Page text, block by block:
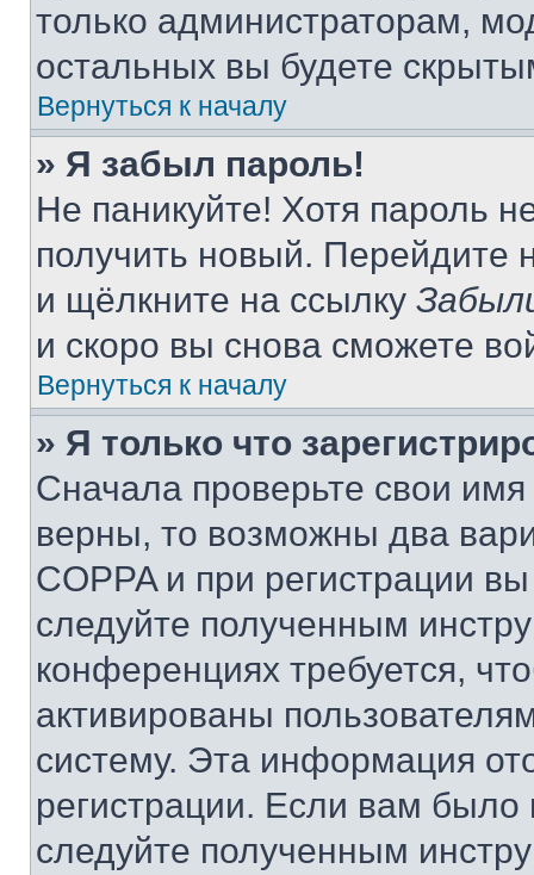
только администраторам,
остальных вы будете
Вернуться к началу
» Я забыл пароль!
Не паникуйте! Хотя пароль
получить новый. Перейдите
и щёлкните на ссылку
и скоро вы снова сможете
Вернуться к началу
» Я только что
Сначала проверьте свои
верны, то возможны два
COPPA и при регистрации
следуйте полученным
конференциях требуется,
активированы
систему. Эта информация
регистрации. Если вам
следуйте полученным